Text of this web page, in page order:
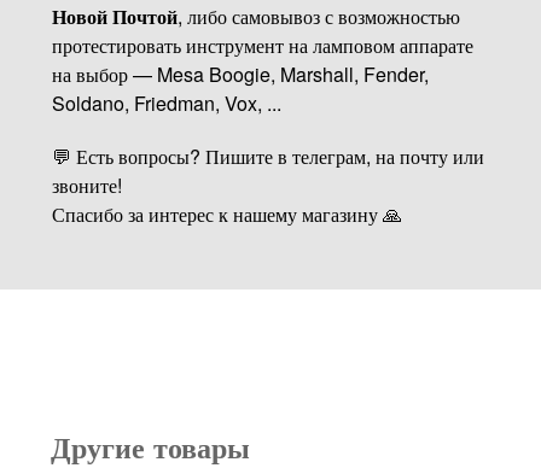
Новой Почтой, либо самовывоз с возможностью
протестировать инструмент на ламповом аппарате
на выбор — Mesa Boogie, Marshall, Fender,
Soldano, Friedman, Vox, ...
💬 Есть вопросы? Пишите в телеграм, на почту или
звоните!
Спасибо за интерес к нашему магазину 🙏
Другие товары